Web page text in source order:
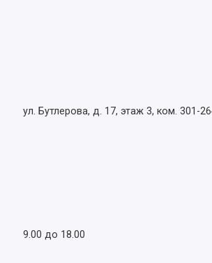
ул. Бутлерова, д. 17, этаж 3, ком. 301-
9.00 до 18.00